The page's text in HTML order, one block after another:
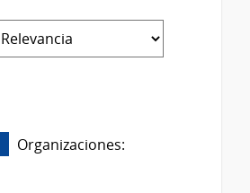
Organizaciones: